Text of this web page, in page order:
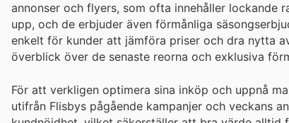
annonser och flyers, som ofta innehåller lockande
upp, och de erbjuder även förmånliga
enkelt för kunder att jämföra priser och dra nytta
överblick över de senaste reorna och exklusiva
För att verkligen optimera sina inköp och uppnå
utifrån Flisbys pågående kampanjer och veckans